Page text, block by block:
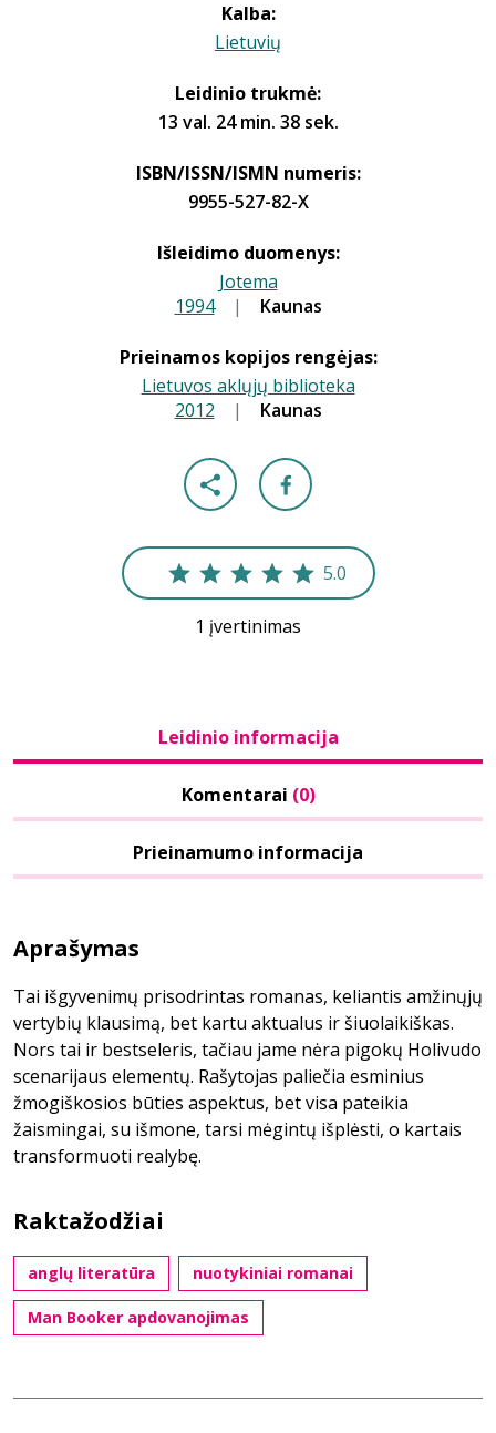
Kalba:
Lietuvių
Leidinio trukmė:
13 val. 24 min. 38 sek.
ISBN/ISSN/ISMN numeris:
9955-527-82-X
Išleidimo duomenys:
Jotema
1994 | Kaunas
Prieinamos kopijos rengėjas:
Lietuvos aklųjų biblioteka
2012 | Kaunas
5.0
1 įvertinimas
Leidinio informacija
Komentarai (0)
Prieinamumo informacija
Aprašymas
Tai išgyvenimų prisodrintas romanas, keliantis amžinųjų
vertybių klausimą, bet kartu aktualus ir šiuolaikiškas.
Nors tai ir bestseleris, tačiau jame nėra pigokų Holivudo
scenarijaus elementų. Rašytojas paliečia esminius
žmogiškosios būties aspektus, bet visa pateikia
žaismingai, su išmone, tarsi mėgintų išplėsti, o kartais
transformuoti realybę.
Raktažodžiai
anglų literatūra nuotykiniai romanai
Man Booker apdovanojimas